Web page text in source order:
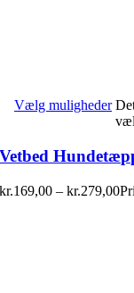
Vælg muligheder
Vetbed
kr.169,00 – kr.279,00